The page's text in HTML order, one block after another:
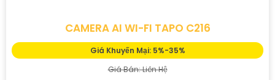
CAMERA AI WI-FI TAPO C216
Giá Khuyến Mại: 5%-35%
Giá Bán: Liên Hệ